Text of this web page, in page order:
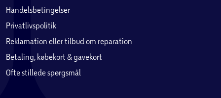
Handelsbetingelser
Privatlivspolitik
Reklamation eller tilbud om reparation
Betaling, købekort & gavekort
Ofte stillede spørgsmål